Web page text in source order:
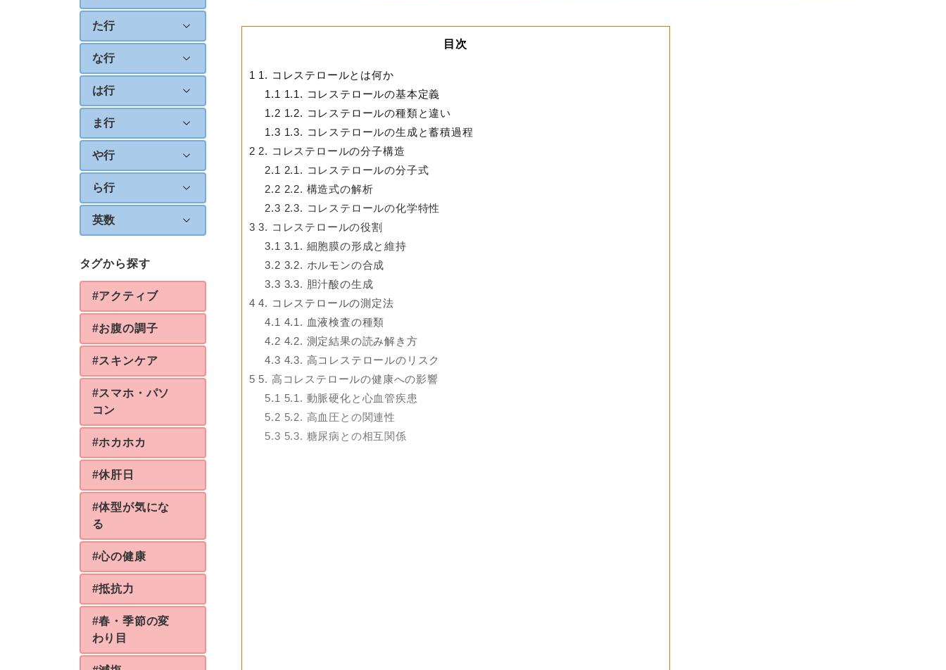
た行
な行
は行
ま行
や行
ら行
英数
タグから探す
#アクティブ
#お腹の調子
#スキンケア
#スマホ・パソ
コン
#ホカホカ
#休肝日
#体型が気にな
る
#心の健康
#抵抗力
#春・季節の変
わり目
目次
1 1. コレステロールとは何か
1.1 1.1. コレステロールの基本定義
1.2 1.2. コレステロールの種類と違い
1.3 1.3. コレステロールの生成と蓄積過程
2 2. コレステロールの分子構造
2.1 2.1. コレステロールの分子式
2.2 2.2. 構造式の解析
2.3 2.3. コレステロールの化学特性
3 3. コレステロールの役割
3.1 3.1. 細胞膜の形成と維持
3.2 3.2. ホルモンの合成
3.3 3.3. 胆汁酸の生成
4 4. コレステロールの測定法
4.1 4.1. 血液検査の種類
4.2 4.2. 測定結果の読み解き方
4.3 4.3. 高コレステロールのリスク
5 5. 高コレステロールの健康への影響
5.1 5.1. 動脈硬化と心血管疾患
5.2 5.2. 高血圧との関連性
5.3 5.3. 糖尿病との相互関係